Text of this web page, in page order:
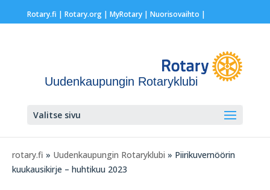
Rotary.fi | Rotary.org| MyRotary | Nuorisovaihto |
Uudenkaupungin Rotaryklubi
Valitse sivu
rotary.fi » Uudenkaupungin Rotaryklubi » Piirikuvernöörin
kuukausikirje – huhtikuu 2023